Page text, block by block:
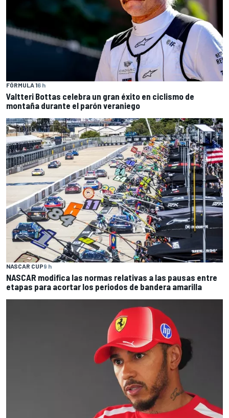
FÓRMULA 16 h
Valtteri Bottas celebra un gran éxito en ciclismo de
montaña durante el parón veraniego
NASCAR CUP9 h
NASCAR modifica las normas relativas a las pausas entre
etapas para acortar los periodos de bandera amarilla